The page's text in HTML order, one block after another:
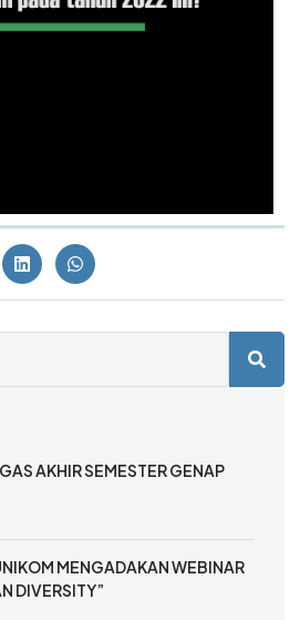
AKHIR SEMESTER GENAP
MENGADAKAN WEBINAR
DIVERSITY”